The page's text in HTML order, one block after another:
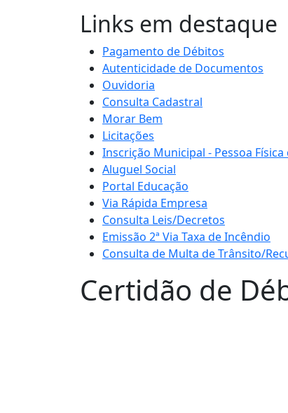
Links em destaque
Pagamento de Débitos
Autenticidade de Documentos
Ouvidoria
Consulta Cadastral
Morar Bem
Licitações
Inscrição Municipal - Pessoa Física
Aluguel Social
Portal Educação
Via Rápida Empresa
Consulta Leis/Decretos
Emissão 2ª Via Taxa de Incêndio
Consulta de Multa de Trânsito/
Certidão de